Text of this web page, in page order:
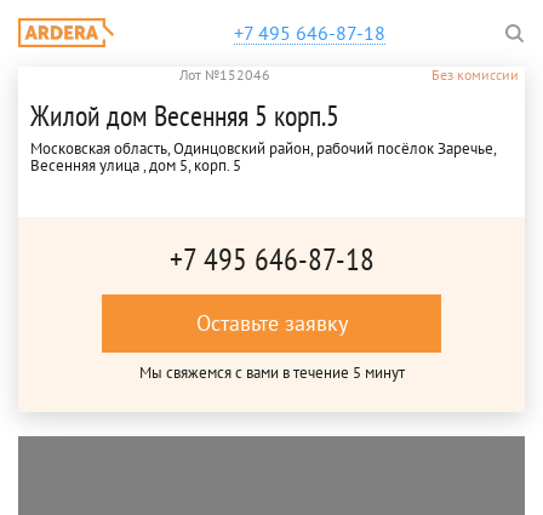
+7 495 646-87-18
Лот №152046 Без комиссии
Жилой дом Весенняя 5 корп.5
Московская область, Одинцовский район, рабочий посёлок Заречье,
Весенняя улица , дом 5, корп. 5
+7 495 646-87-18
Оставьте заявку
Мы свяжемся с вами в течение 5 минут